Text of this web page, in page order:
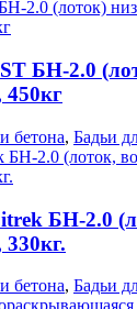
БН-2.0
450кг
бетона, Бадьи
БН-2.0
бетона, Бадьи